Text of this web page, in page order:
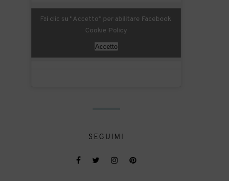
Fai clic su "Accetto" per abilitare Facebook
Cookie Policy
Accetto
SEGUIMI